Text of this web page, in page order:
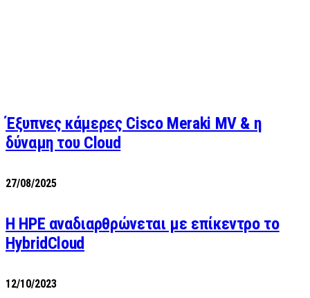
Έξυπνες κάμερες Cisco Meraki MV & η
δύναμη του Cloud
27/08/2025
H HPE αναδιαρθρώνεται με επίκεντρο το
HybridCloud
12/10/2023